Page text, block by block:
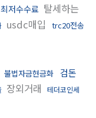
저수수료 탈세하는
usdc매입
trc20전송
불법자금현금화
검돈
장외거래
테더코인세